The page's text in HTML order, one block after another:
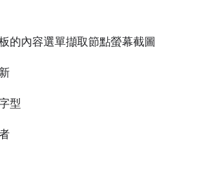
的內容選單擷取節點螢幕截圖
型